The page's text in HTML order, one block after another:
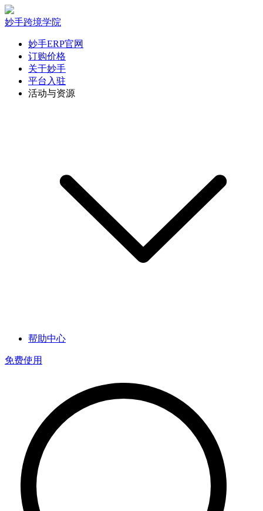
妙手跨境学院
妙手ERP官网
订购价格
关于妙手
平台入驻
活动与资源
帮助中心
免费使用